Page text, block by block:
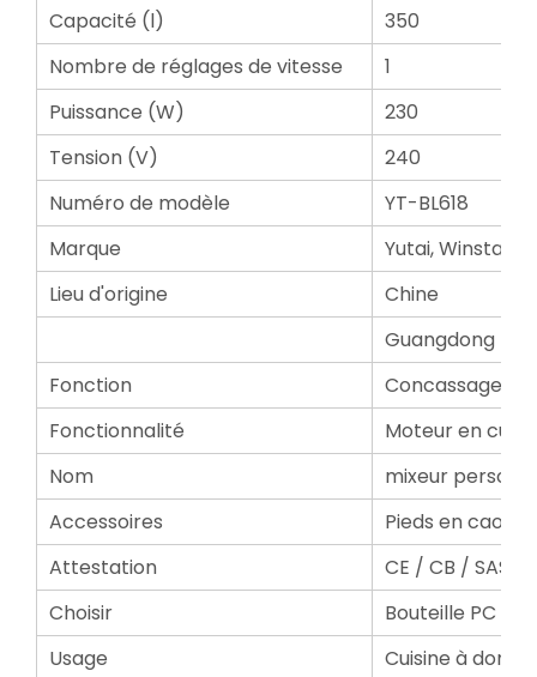
Capacité (l)
350
Nombre de réglages de vitesse
1
Puissance (W)
230
Tension (V)
240
Numéro de modèle
YT-BL618
Marque
Yutai, Winstar
Lieu d'origine
Chine
Guangdong
Fonction
Concassage
Fonctionnalité
Moteur en
Nom
mixeur
Accessoires
Pieds en
Attestation
CE / CB / SASO
Choisir
Bouteille PC
Usage
Cuisine à